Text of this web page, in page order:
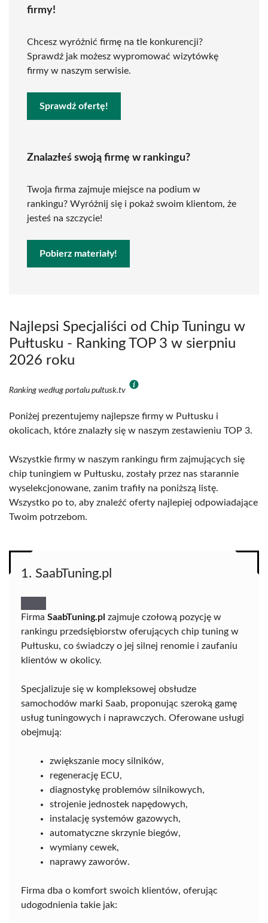
firmy!
Chcesz wyróżnić firmę na tle konkurencji?
Sprawdź jak możesz wypromować wizytówkę
firmy w naszym serwisie.
Sprawdź ofertę!
Znalazłeś swoją firmę w rankingu?
Twoja firma zajmuje miejsce na podium w
rankingu? Wyróżnij się i pokaż swoim klientom, że
jesteś na szczycie!
Pobierz materiały!
Najlepsi Specjaliści od Chip Tuningu w
Pułtusku - Ranking TOP 3 w sierpniu
2026 roku
Ranking według portalu pultusk.tv
Poniżej prezentujemy najlepsze firmy w Pułtusku i
okolicach, które znalazły się w naszym zestawieniu TOP 3.
Wszystkie firmy w naszym rankingu firm zajmujących się
chip tuningiem w Pułtusku, zostały przez nas starannie
wyselekcjonowane, zanim trafiły na poniższą listę.
Wszystko po to, aby znaleźć oferty najlepiej odpowiadające
Twoim potrzebom.
1. SaabTuning.pl
Firma SaabTuning.pl zajmuje czołową pozycję w
rankingu przedsiębiorstw oferujących chip tuning w
Pułtusku, co świadczy o jej silnej renomie i zaufaniu
klientów w okolicy.
Specjalizuje się w kompleksowej obsłudze
samochodów marki Saab, proponując szeroką gamę
usług tuningowych i naprawczych. Oferowane usługi
obejmują:
zwiększanie mocy silników,
regenerację ECU,
diagnostykę problemów silnikowych,
strojenie jednostek napędowych,
instalację systemów gazowych,
automatyczne skrzynie biegów,
wymiany cewek,
naprawy zaworów.
Firma dba o komfort swoich klientów, oferując
udogodnienia takie jak: